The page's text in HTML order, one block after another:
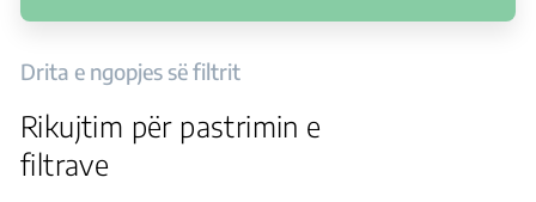
Drita e ngopjes së filtrit
Rikujtim për pastrimin e
filtrave